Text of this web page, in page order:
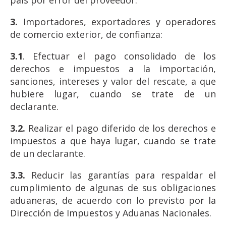
3. Importadores, exportadores y operadores
de comercio exterior, de confianza:
3.1. Efectuar el pago consolidado de los
derechos e impuestos a la importación,
sanciones, intereses y valor del rescate, a que
hubiere lugar, cuando se trate de un
declarante.
3.2. Realizar el pago diferido de los derechos e
impuestos a que haya lugar, cuando se trate
de un declarante.
3.3. Reducir las garantías para respaldar el
cumplimiento de algunas de sus obligaciones
aduaneras, de acuerdo con lo previsto por la
Dirección de Impuestos y Aduanas Nacionales.